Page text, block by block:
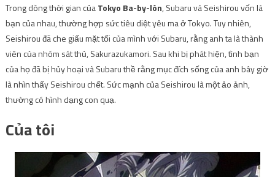
Trong dòng thời gian củaTokyo Ba-by-lôn, Subaru và Seishirou vốn là
bạn của nhau, thường hợp sức tiêu diệt yêu ma ở Tokyo. Tuy nhiên,
Seishirou đã che giấu mặt tối của mình với Subaru, rằng anh ta là thành
viên của nhóm sát thủ, Sakurazukamori. Sau khi bị phát hiện, tình bạn
của họ đã bị hủy hoại và Subaru thề rằng mục đích sống của anh bây giờ
là nhìn thấy Seishirou chết. Sức mạnh của Seishirou là một ảo ảnh,
thường có hình dạng con quạ.
Của tôi